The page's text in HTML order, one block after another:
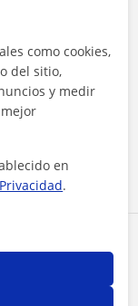
dar clase
como cookies,
del sitio,
y medir
en
.